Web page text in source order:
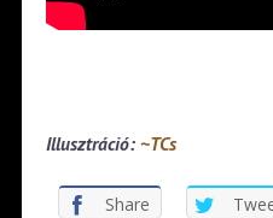
Illusztráció: ~TCs
Share